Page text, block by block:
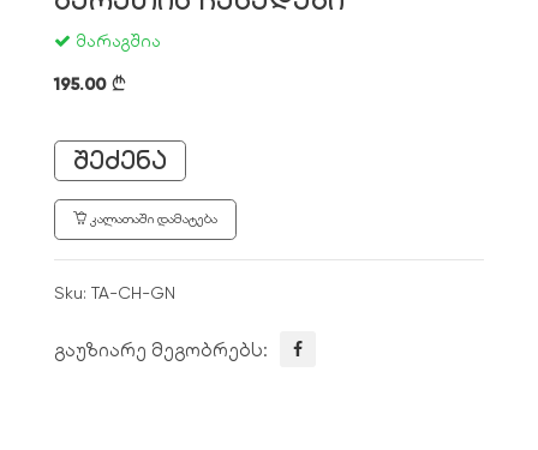
მარაგშია
195.00 }
ᲨᲔᲫᲔᲜᲐ
ᲙᲐᲚᲐᲗᲐᲨᲘ ᲓᲐᲛᲐᲢᲔᲑᲐ
Sku: TA-CH-GN
გაუზიარე მეგობრებს: